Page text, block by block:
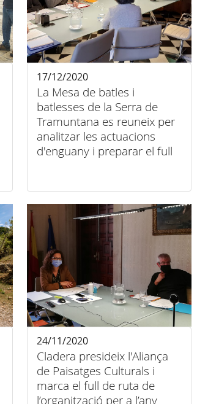
La Mesa de batles i
batlesses de la Serra de
Tramuntana es reuneix per
analitzar les actuacions
d'enguany i preparar el full
17/12/2020
Cladera presideix l'Aliança
de Paisatges Culturals i
marca el full de ruta de
l’organització per a l’any
24/11/2020